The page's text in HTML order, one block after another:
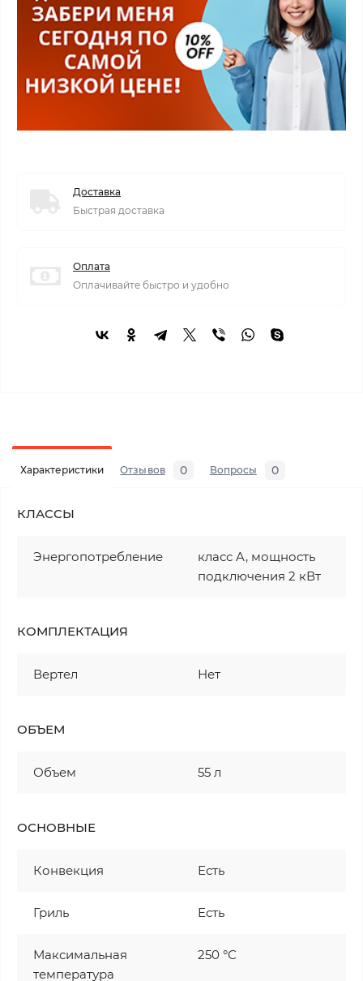
Доставка
Быстрая доставка
Оплата
Оплачивайте быстро и удобно
Характеристики Отзывов 0 Вопросы 0
КЛАССЫ
Энергопотребление
класс A, мощность
подключения 2 кВт
КОМПЛЕКТАЦИЯ
Вертел Нет
ОБЪЕМ
Объем 55 л
ОСНОВНЫЕ
Конвекция Есть
Гриль Есть
Максимальная
температура
250 °С